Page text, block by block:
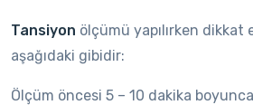
Tansiyon ölçümü yapılırken
aşağıdaki gibidir:
Ölçüm öncesi 5 – 10 dakika